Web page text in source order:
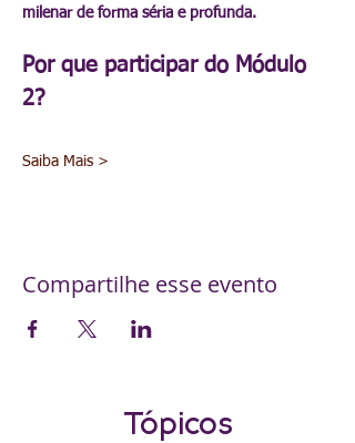
milenar de forma séria e profunda.
Por que participar do Módulo
2?
Saiba Mais >
Compartilhe esse evento
Tópicos